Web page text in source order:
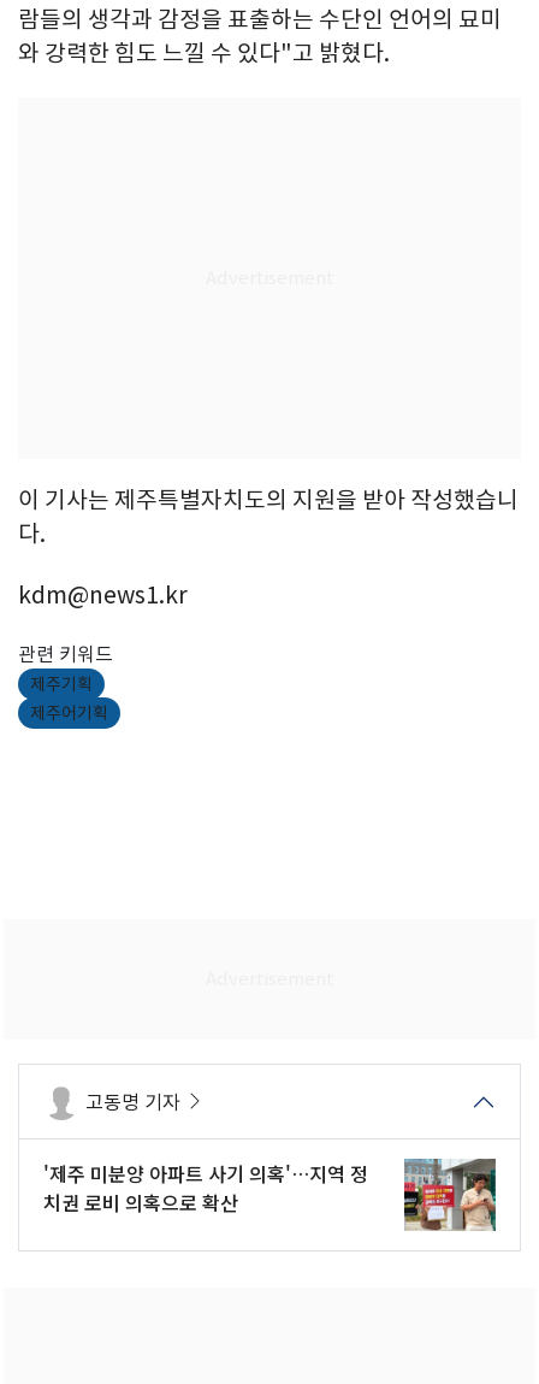
람들의 생각과 감정을 표출하는 수단인 언어의 묘미
와 강력한 힘도 느낄 수 있다"고 밝혔다.
이 기사는 제주특별자치도의 지원을 받아 작성했습니
다.
kdm@news1.kr
관련 키워드
제주기획
제주어기획
고동명 기자
'제주 미분양 아파트 사기 의혹'…지역 정
치권 로비 의혹으로 확산